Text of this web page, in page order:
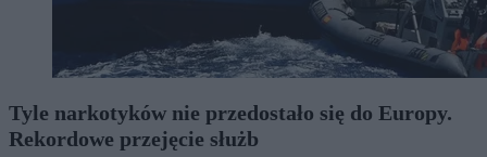
Tyle narkotyków nie przedostało się do Europy.
Rekordowe przejęcie służb